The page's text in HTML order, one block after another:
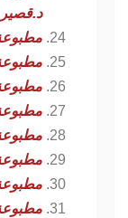
د.قصير
مطبوعة
مطبوعة
مطبوعة